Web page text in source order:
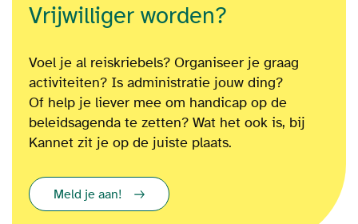
Vrijwilliger worden?
Voel je al reiskriebels? Organiseer je graag
activiteiten? Is administratie jouw ding?
Of help je liever mee om handicap op de
beleidsagenda te zetten? Wat het ook is, bij
Kannet zit je op de juiste plaats.
Meld je aan!